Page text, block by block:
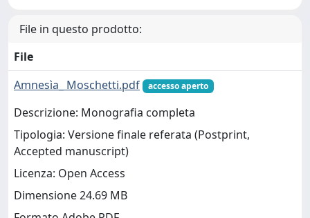
File in questo prodotto:
File
Amnesìa_ Moschetti.pdf
accesso aperto
Descrizione: Monografia completa
Tipologia: Versione finale referata (Postprint,
Accepted manuscript)
Licenza: Open Access
Dimensione 24.69 MB